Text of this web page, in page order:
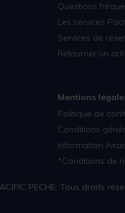
Questions
Les services
Services de
Retourner un
Mentions
Politique de
Conditions
Information
*Conditions de
PECHE. Tous droits